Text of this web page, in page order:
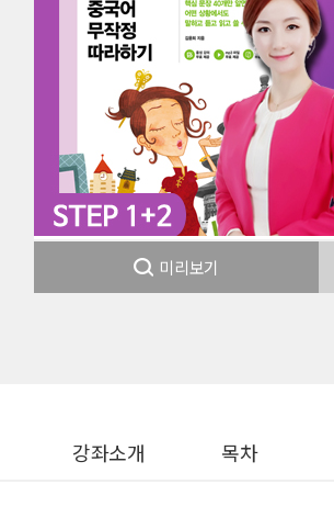
워드프로세서
GTQ
ITQ
무료강좌
미리보기
강좌소개 목차